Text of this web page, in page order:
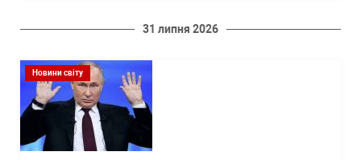
31 липня 2026
Новини світу